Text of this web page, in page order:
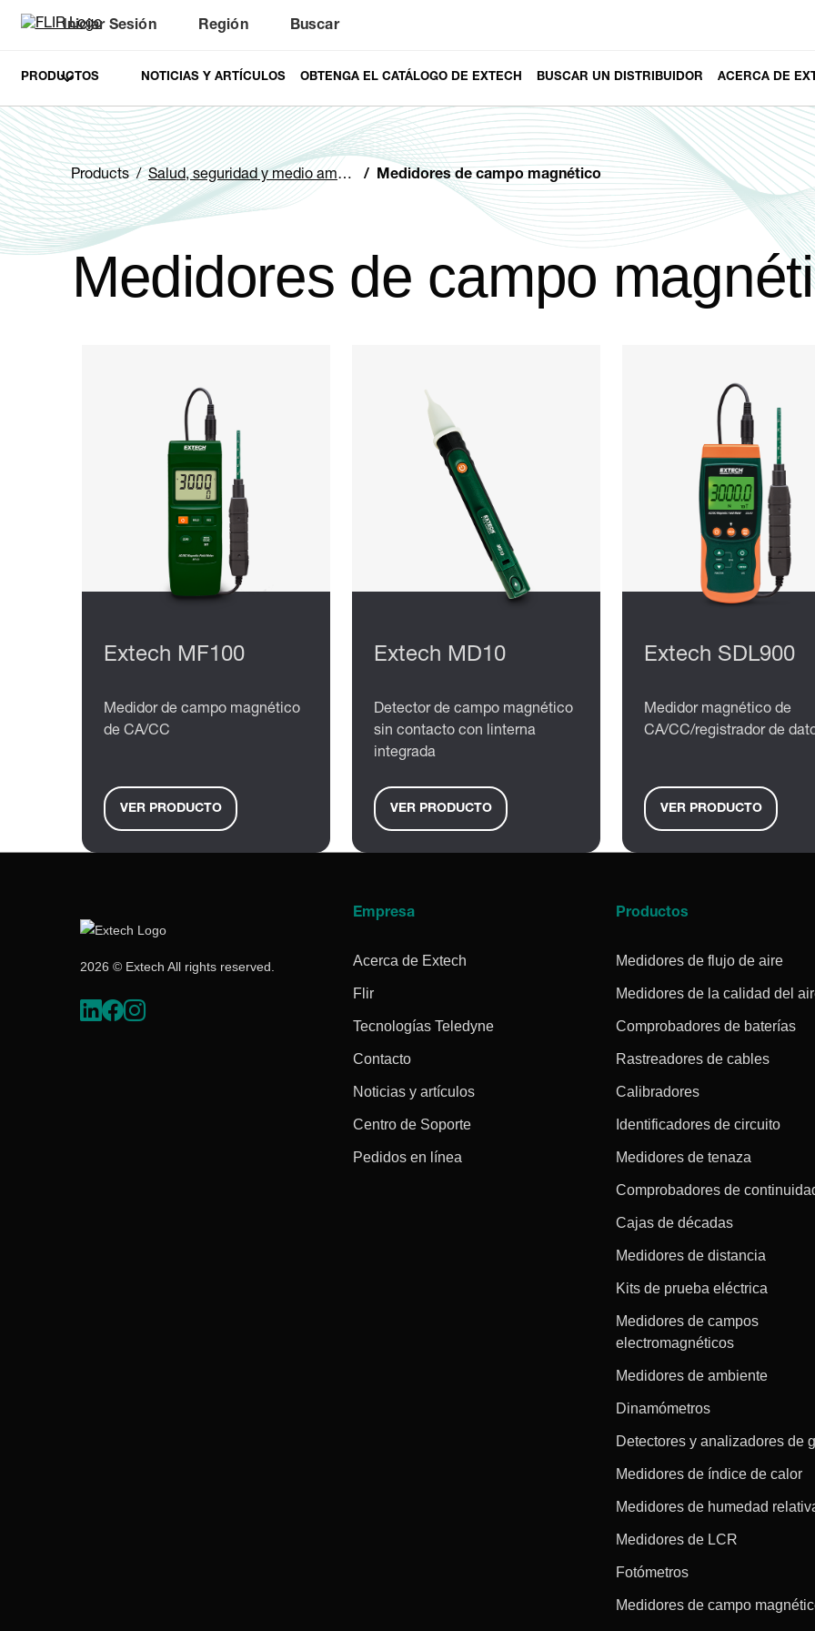
Iniciar Sesión Región Buscar
PRODUCTOS NOTICIAS Y ARTÍCULOS OBTENGA EL CATÁLOGO DE EXTECH BUSCAR UN DISTRIBUIDOR ACERCA DE
Products Salud, seguridad y medio ambiente Medidores de campo magnético
Medidores de campo
Extech MF100
Medidor de campo magnético
de CA/CC
VER PRODUCTO
Extech MD10
Detector de campo magnético
sin contacto con linterna
integrada
VER PRODUCTO
Extech SDL900
Medidor magnético de
CA/CC/registrador de
VER PRODUCTO
2026 © Extech All rights reserved.
Empresa
Acerca de Extech
Flir
Tecnologías Teledyne
Contacto
Noticias y artículos
Centro de Soporte
Pedidos en línea
Productos
Medidores de flujo de aire
Medidores de la calidad del
Comprobadores de baterías
Rastreadores de cables
Calibradores
Identificadores de circuito
Medidores de tenaza
Comprobadores de
Cajas de décadas
Medidores de distancia
Kits de prueba eléctrica
Medidores de campos
electromagnéticos
Medidores de ambiente
Dinamómetros
Detectores y analizadores de
Medidores de índice de calor
Medidores de humedad
Medidores de LCR
Fotómetros
Medidores de campo